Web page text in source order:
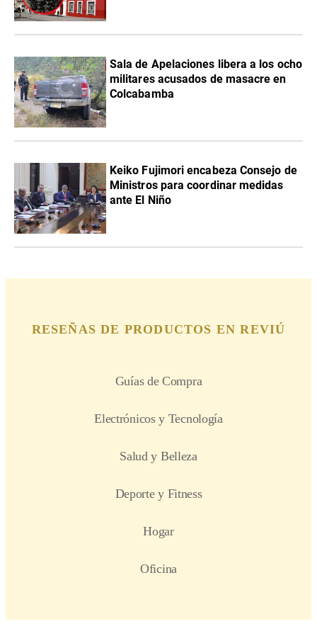
Sala de Apelaciones libera a los ocho
militares acusados de masacre en
Colcabamba
Keiko Fujimori encabeza Consejo de
Ministros para coordinar medidas
ante El Niño